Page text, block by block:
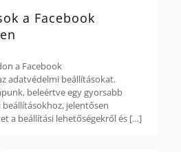
a Facebook
a Facebook
adatvédelmi beállításokat.
beleértve egy gyorsabb
jelentősen
a beállítási lehetőségekről és […]